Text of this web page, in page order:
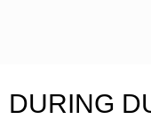
DURING